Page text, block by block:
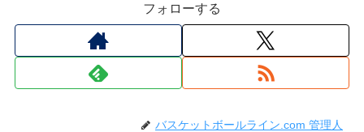
フォローする
バスケットボールライン.com 管理人